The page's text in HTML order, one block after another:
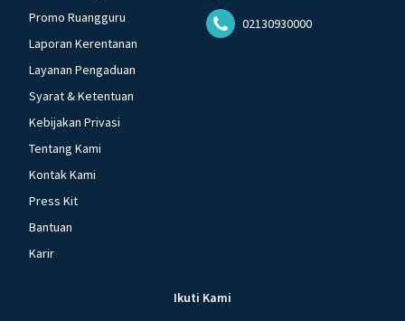
Promo Ruangguru
Laporan Kerentanan
Layanan Pengaduan
Syarat & Ketentuan
Kebijakan Privasi
Tentang Kami
Kontak Kami
Press Kit
Bantuan
Karir
02130930000
Ikuti Kami